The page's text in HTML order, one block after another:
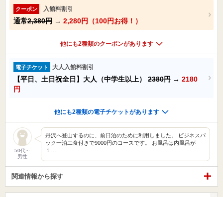
クーポン 入館料割引
通常2,380円 → 2,280円（100円お得！）
他にも2種類のクーポンがあります
電子チケット 大人入館料割引
【平日、土日祝全日】大人（中学生以上） 2380円 → 2180
円
他にも2種類の電子チケットがあります
50代～
男性
丹沢へ登山するのに、前日泊のために利用しました。 ビジネスパ
ック一泊二食付きで9000円のコースです。 お風呂は内風呂が
１…
関連情報から探す